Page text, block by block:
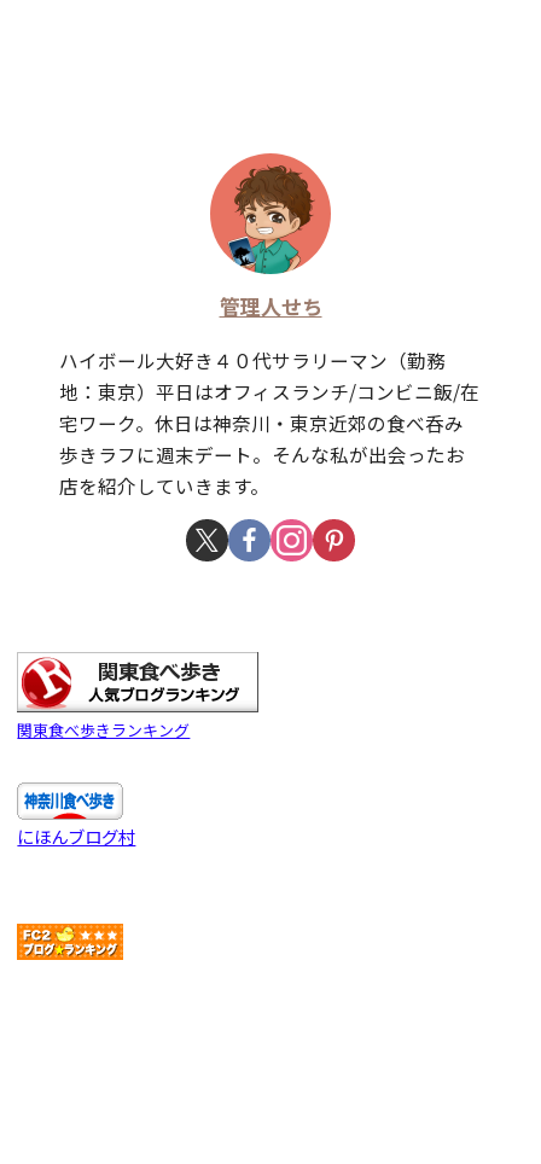
管理人せち
ハイボール大好き４０代サラリーマン（勤務
地：東京）平日はオフィスランチ/コンビニ飯/在
宅ワーク。休日は神奈川・東京近郊の食べ呑み
歩きラフに週末デート。そんな私が出会ったお
店を紹介していきます。
関東食べ歩きランキング
にほんブログ村